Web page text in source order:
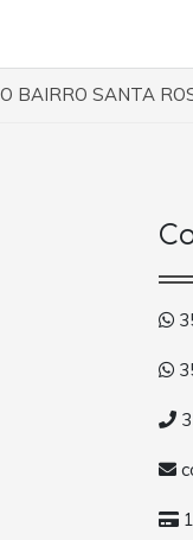
BAIRRO SANTA